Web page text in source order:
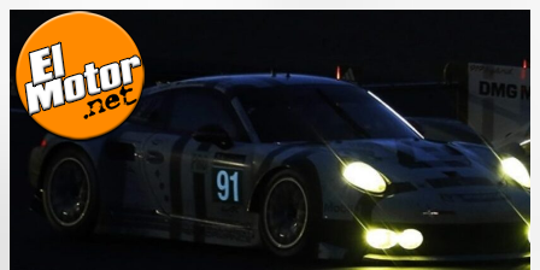
Saltar
contenido
El Motor punto Net
Información sobre novedades y pruebas de Automóviles